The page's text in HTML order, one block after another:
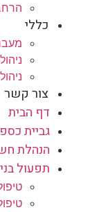
כללי
צור קשר
דף הבית
גביית
הנהלת
תפעול